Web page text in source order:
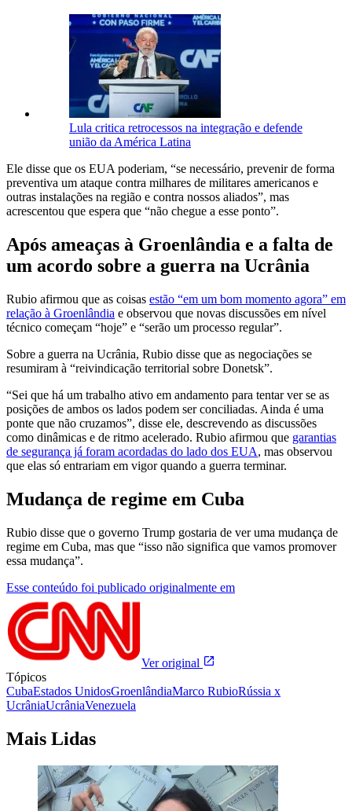
Lula critica retrocessos na integração e defende
união da América Latina
Ele disse que os EUA poderiam, “se necessário, prevenir de forma
preventiva um ataque contra milhares de militares americanos e
outras instalações na região e contra nossos aliados”, mas
acrescentou que espera que “não chegue a esse ponto”.
Após ameaças à Groenlândia e a falta de
um acordo sobre a guerra na Ucrânia
Rubio afirmou que as coisas estão “em um bom momento agora” em
relação à Groenlândia e observou que novas discussões em nível
técnico começam “hoje” e “serão um processo regular”.
Sobre a guerra na Ucrânia, Rubio disse que as negociações se
resumiram à “reivindicação territorial sobre Donetsk”.
“Sei que há um trabalho ativo em andamento para tentar ver se as
posições de ambos os lados podem ser conciliadas. Ainda é uma
ponte que não cruzamos”, disse ele, descrevendo as discussões
como dinâmicas e de ritmo acelerado. Rubio afirmou que garantias
de segurança já foram acordadas do lado dos EUA, mas observou
que elas só entrariam em vigor quando a guerra terminar.
Mudança de regime em Cuba
Rubio disse que o governo Trump gostaria de ver uma mudança de
regime em Cuba, mas que “isso não significa que vamos promover
essa mudança”.
Esse conteúdo foi publicado originalmente em
Ver original
Tópicos
CubaEstados UnidosGroenlândiaMarco RubioRússia x
UcrâniaUcrâniaVenezuela
Mais Lidas